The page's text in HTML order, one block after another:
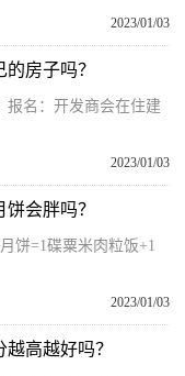
2023/01/03
房子吗？
报名：开发商会在住建
2023/01/03
会胖吗？
饼=1碟粟米肉粒饭+1
2023/01/03
高越好吗？